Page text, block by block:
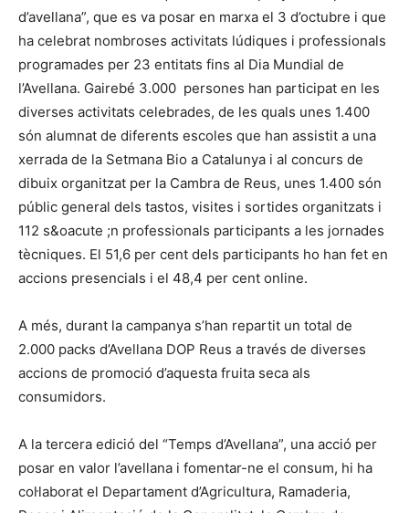
d’avellana”, que es va posar en marxa el 3 d’octubre i que
ha celebrat nombroses activitats lúdiques i professionals
programades per 23 entitats fins al Dia Mundial de
l’Avellana. Gairebé 3.000 persones han participat en les
diverses activitats celebrades, de les quals unes 1.400
són alumnat de diferents escoles que han assistit a una
xerrada de la Setmana Bio a Catalunya i al concurs de
dibuix organitzat per la Cambra de Reus, unes 1.400 són
públic general dels tastos, visites i sortides organitzats i
112 s&oacute ;n professionals participants a les jornades
tècniques. El 51,6 per cent dels participants ho han fet en
accions presencials i el 48,4 per cent online.
A més, durant la campanya s’han repartit un total de
2.000 packs d’Avellana DOP Reus a través de diverses
accions de promoció d’aquesta fruita seca als
consumidors.
A la tercera edició del “Temps d’Avellana”, una acció per
posar en valor l’avellana i fomentar-ne el consum, hi ha
col·laborat el Departament d’Agricultura, Ramaderia,